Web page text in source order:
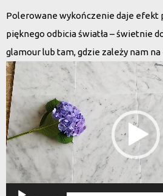
Polerowane wykończenie daje efekt
pięknego odbicia światła – świetnie
glamour lub tam, gdzie zależy nam
Odtwarzacz
video